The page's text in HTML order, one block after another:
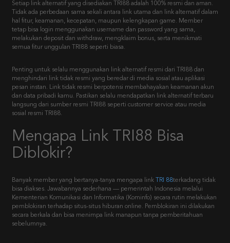
Setiap link alternatif yang disediakan TRI88 adalah 100% resmi dan aman.
Tidak ada perbedaan sama sekali antara link utama dan link alternatif dalam
hal fitur, keamanan, kecepatan, maupun kelengkapan game. Member
tetap bisa login menggunakan username dan password yang sama,
melakukan deposit dan withdraw, mengklaim bonus, serta menikmati
semua fitur unggulan TRI88 seperti biasa.
Penting untuk selalu menggunakan link alternatif resmi dari TRI88 dan
menghindari link tidak resmi yang beredar di media sosial atau aplikasi
pesan instan. Link tidak resmi berpotensi membahayakan keamanan akun
dan data pribadi kamu. Pastikan selalu mendapatkan link alternatif terbaru
langsung dari sumber resmi TRI88 seperti customer service atau media
sosial resmi TRI88.
Mengapa Link TRI88 Bisa
Diblokir?
Banyak member yang bertanya-tanya mengapa link TRI 88terkadang tidak
bisa diakses. Jawabannya sederhana — pemerintah Indonesia melalui
Kementerian Komunikasi dan Informatika (Kominfo) secara rutin melakukan
pemblokiran terhadap situs-situs hiburan online. Pemblokiran ini dilakukan
secara berkala dan bisa menimpa link manapun tanpa pemberitahuan
sebelumnya.